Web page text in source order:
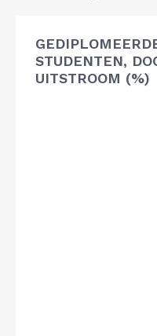
STUDENTEN,
UITSTROOM (%)